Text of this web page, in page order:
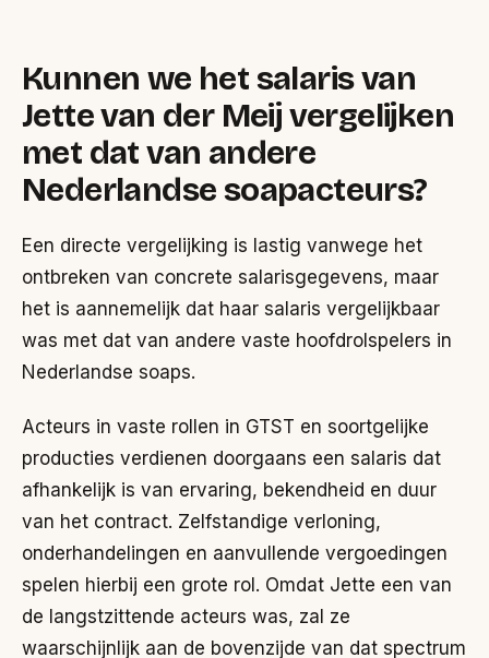
Kunnen we het salaris van
Jette van der Meij vergelijken
met dat van andere
Nederlandse soapacteurs?
Een directe vergelijking is lastig vanwege het
ontbreken van concrete salarisgegevens, maar
het is aannemelijk dat haar salaris vergelijkbaar
was met dat van andere vaste hoofdrolspelers in
Nederlandse soaps.
Acteurs in vaste rollen in GTST en soortgelijke
producties verdienen doorgaans een salaris dat
afhankelijk is van ervaring, bekendheid en duur
van het contract. Zelfstandige verloning,
onderhandelingen en aanvullende vergoedingen
spelen hierbij een grote rol. Omdat Jette een van
de langstzittende acteurs was, zal ze
waarschijnlijk aan de bovenzijde van dat spectrum